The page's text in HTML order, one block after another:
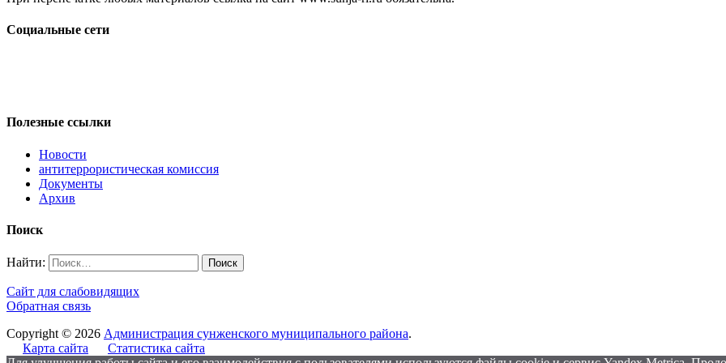
Социальные сети
Полезные ссылки
Новости
антитеррористическая комиссия
Документы
Архив
Поиск
Найти:
Сайт для слабовидящих
Обратная связь
Copyright © 2026 Администрация сунженского муниципального района.
Карта сайта
Статистика сайта